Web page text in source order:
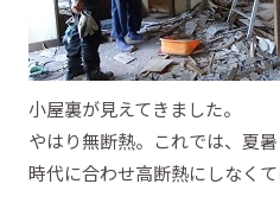
小屋裏が見えてきました。
やはり無断熱。これでは、夏
時代に合わせ高断熱にしなく